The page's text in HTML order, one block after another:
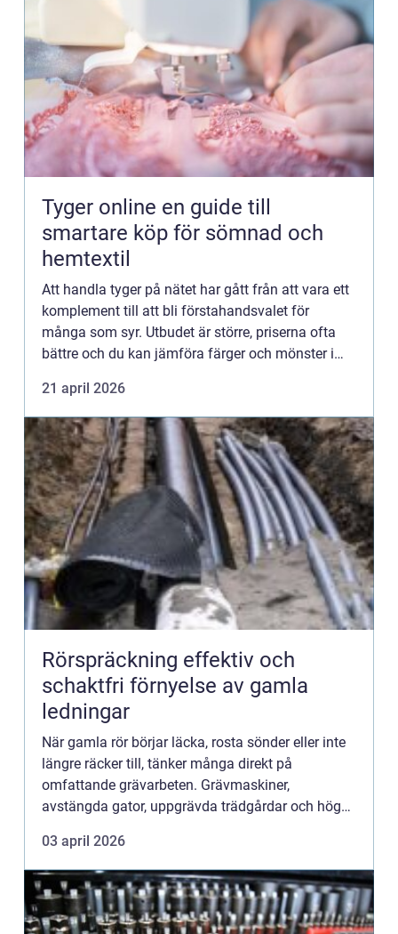
Tyger online en guide till
smartare köp för sömnad och
hemtextil
Att handla tyger på nätet har gått från att vara ett
komplement till att bli förstahandsvalet för
många som syr. Utbudet är större, priserna ofta
bättre och du kan jämföra färger och mönster i
välja rät...
21 april 2026
Rörspräckning effektiv och
schaktfri förnyelse av gamla
ledningar
När gamla rör börjar läcka, rosta sönder eller inte
längre räcker till, tänker många direkt på
omfattande grävarbeten. Grävmaskiner,
avstängda gator, uppgrävda trädgårdar och höga
så behöver det inte vara...
03 april 2026